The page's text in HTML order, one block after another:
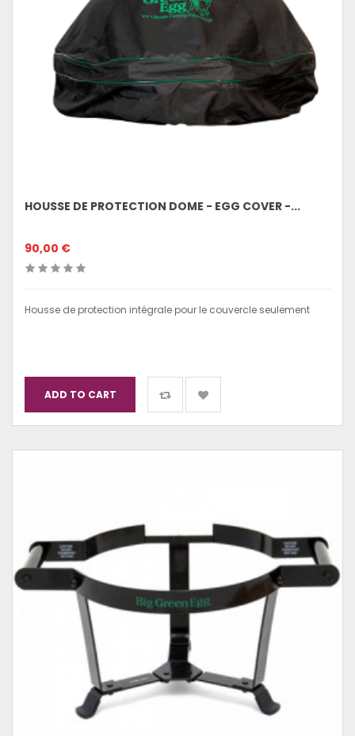
HOUSSE DE PROTECTION DOME - EGG COVER -...
90,00 €
Housse de protection intégrale pour le couvercle seulement
ADD TO CART